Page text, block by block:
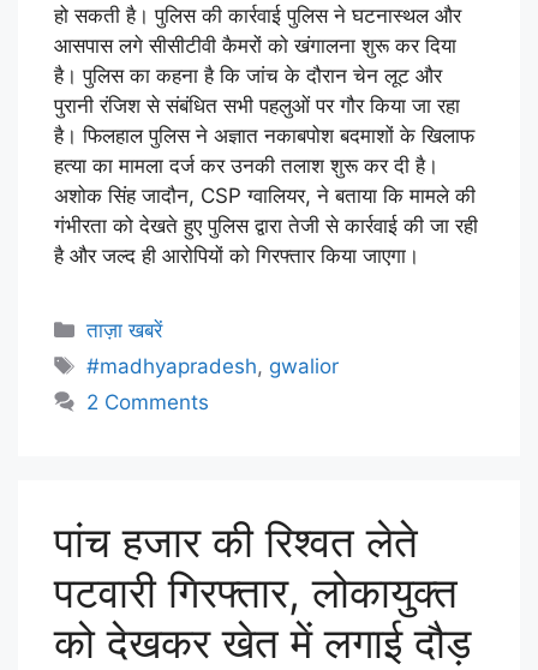
हो सकती है। पुलिस की कार्रवाई पुलिस ने घटनास्थल और
आसपास लगे सीसीटीवी कैमरों को खंगालना शुरू कर दिया
है। पुलिस का कहना है कि जांच के दौरान चेन लूट और
पुरानी रंजिश से संबंधित सभी पहलुओं पर गौर किया जा रहा
है। फिलहाल पुलिस ने अज्ञात नकाबपोश बदमाशों के खिलाफ
हत्या का मामला दर्ज कर उनकी तलाश शुरू कर दी है।
अशोक सिंह जादौन, CSP ग्वालियर, ने बताया कि मामले की
गंभीरता को देखते हुए पुलिस द्वारा तेजी से कार्रवाई की जा रही
है और जल्द ही आरोपियों को गिरफ्तार किया जाएगा।
ताज़ा खबरें
#madhyapradesh, gwalior
2 Comments
पांच हजार की रिश्वत लेते
पटवारी गिरफ्तार, लोकायुक्त
को देखकर खेत में लगाई दौड़